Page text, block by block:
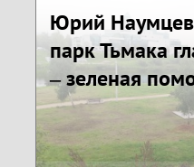
Юрий
парк Тьмака
– зеленая